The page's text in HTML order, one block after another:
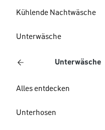
Kühlende Nachtwäsche
Unterwäsche
Unterwäsche
Alles entdecken
Unterhosen